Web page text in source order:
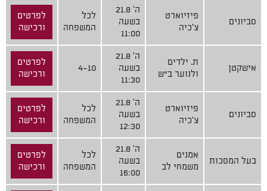
סביונים
פיזיוארט
צ'כיה
ה' 21.8
בשעה
11:00
לכל
המשפחה
לפרטים
ורכישה
אישקטן
ת. ילדים
ולנוער ב"ש
ה' 21.8
בשעה
11:30
4-10
לפרטים
ורכישה
סביונים
פיזיוארט
צ'כיה
ה' 21.8
בשעה
12:30
לכל
המשפחה
לפרטים
ורכישה
בעל המסכות
אמנים
משמחי לב
ה' 21.8
בשעה
16:00
לכל
המשפחה
לפרטים
ורכישה